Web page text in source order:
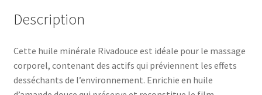
Description
Cette huile minérale Rivadouce est idéale pour le massage
corporel, contenant des actifs qui préviennent les effets
desséchants de l’environnement. Enrichie en huile